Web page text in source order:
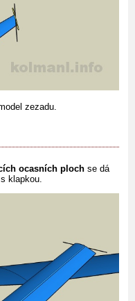
zezadu.
ocasních ploch se dá
klapkou.